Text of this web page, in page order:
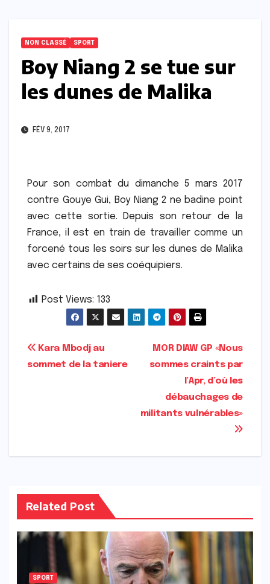
NON CLASSÉ SPORT
Boy Niang 2 se tue sur
les dunes de Malika
FÉV 9, 2017
Pour son combat du dimanche 5 mars 2017
contre Gouye Gui, Boy Niang 2 ne badine point
avec cette sortie. Depuis son retour de la
France, il est en train de travailler comme un
forcené tous les soirs sur les dunes de Malika
avec certains de ses coéquipiers.
Post Views: 133
Navigation
MOR DIAW GP «Nous
sommes craints par
l’Apr, d’où les
débauchages de
militants vulnérables»
Kara Mbodj au
sommet de la taniere
Related Post
SPORT